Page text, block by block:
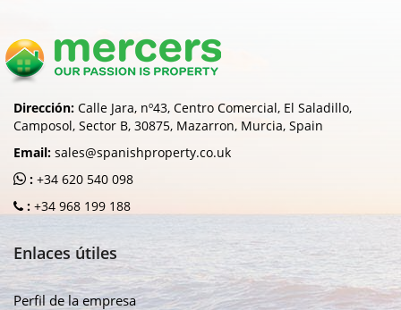
Dirección: Calle Jara, nº43, Centro Comercial, El Saladillo,
Camposol, Sector B, 30875, Mazarron, Murcia, Spain
Email: sales@spanishproperty.co.uk
: +34 620 540 098
: +34 968 199 188
Enlaces útiles
Perfil de la empresa